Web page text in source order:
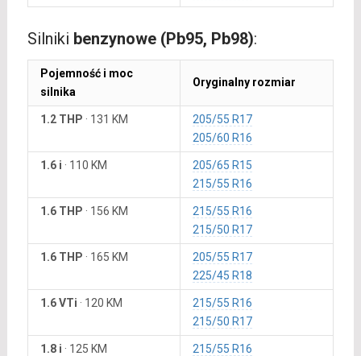
Silniki benzynowe (Pb95, Pb98):
Pojemność i moc
silnika
Oryginalny rozmiar
1.2 THP · 131 KM
205/55 R17
205/60 R16
1.6 i · 110 KM
205/65 R15
215/55 R16
1.6 THP · 156 KM
215/55 R16
215/50 R17
1.6 THP · 165 KM
205/55 R17
225/45 R18
1.6 VTi · 120 KM
215/55 R16
215/50 R17
1.8 i · 125 KM
215/55 R16